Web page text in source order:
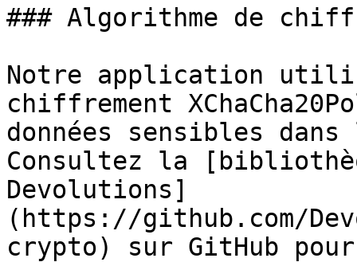
### Algorithme de
Notre application
chiffrement
données sensibles
Consultez la
Devolutions]
(https://github.com/
crypto) sur GitHub